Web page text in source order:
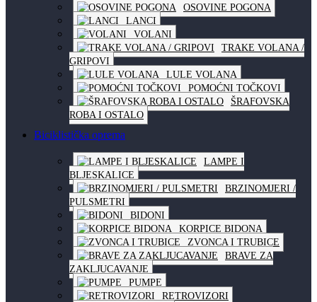
OSOVINE POGONA
LANCI
VOLANI
TRAKE VOLANA /
GRIPOVI
LULE VOLANA
POMOĆNI TOČKOVI
ŠRAFOVSKA
ROBA I OSTALO
Biciklistička oprema
LAMPE I
BLJESKALICE
BRZINOMJERI /
PULSMETRI
BIDONI
KORPICE BIDONA
ZVONCA I TRUBICE
BRAVE ZA
ZAKLJUCAVANJE
PUMPE
RETROVIZORI